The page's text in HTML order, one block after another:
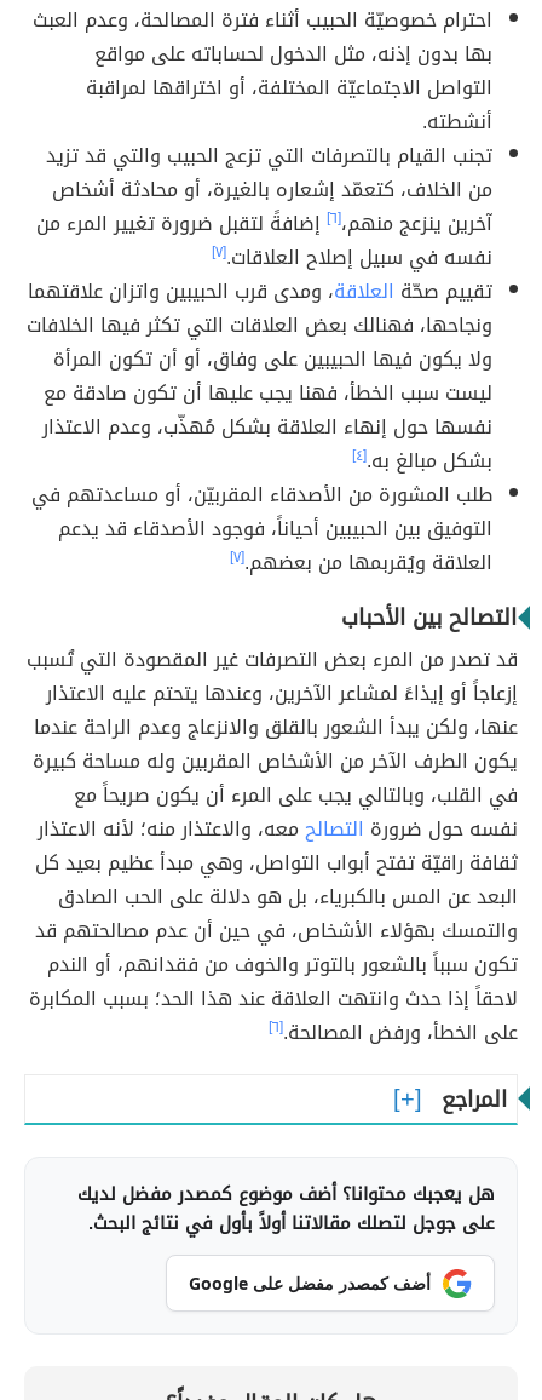
احترام خصوصيّة الحبيب أثناء فترة المصالحة، وعدم العبث
بها بدون إذنه، مثل الدخول لحساباته على مواقع
التواصل الاجتماعيّة المختلفة، أو اختراقها لمراقبة
أنشطته.
تجنب القيام بالتصرفات التي تزعج الحبيب والتي قد تزيد
من الخلاف، كتعمّد إشعاره بالغيرة، أو محادثة أشخاص
آخرين ينزعج منهم،[٦] إضافةً لتقبل ضرورة تغيير المرء من
نفسه في سبيل إصلاح العلاقات.[٧]
تقييم صحّة العلاقة، ومدى قرب الحبيبين واتزان علاقتهما
ونجاحها، فهنالك بعض العلاقات التي تكثر فيها الخلافات
ولا يكون فيها الحبيبين على وفاق، أو أن تكون المرأة
ليست سبب الخطأ، فهنا يجب عليها أن تكون صادقة مع
نفسها حول إنهاء العلاقة بشكل مُهذّب، وعدم الاعتذار
بشكل مبالغ به.[٤]
طلب المشورة من الأصدقاء المقربيّن، أو مساعدتهم في
التوفيق بين الحبيبين أحياناً، فوجود الأصدقاء قد يدعم
العلاقة ويُقربمها من بعضهم.[٧]
التصالح بين الأحباب
قد تصدر من المرء بعض التصرفات غير المقصودة التي تُسبب
إزعاجاً أو إيذاءً لمشاعر الآخرين، وعندها يتحتم عليه الاعتذار
عنها، ولكن يبدأ الشعور بالقلق والانزعاج وعدم الراحة عندما
يكون الطرف الآخر من الأشخاص المقربين وله مساحة كبيرة
في القلب، وبالتالي يجب على المرء أن يكون صريحاً مع
نفسه حول ضرورة التصالحمعه، والاعتذار منه؛ لأنه الاعتذار
ثقافة راقيّة تفتح أبواب التواصل، وهي مبدأ عظيم بعيد كل
البعد عن المس بالكبرياء، بل هو دلالة على الحب الصادق
والتمسك بهؤلاء الأشخاص، في حين أن عدم مصالحتهم قد
تكون سبباً بالشعور بالتوتر والخوف من فقدانهم، أو الندم
لاحقاً إذا حدث وانتهت العلاقة عند هذا الحد؛ بسبب المكابرة
على الخطأ، ورفض المصالحة.[٦]
المراجع
هل يعجبك محتوانا؟ أضف موضوع كمصدر مفضل لديك
على جوجل لتصلك مقالاتنا أولاً بأول في نتائج البحث.
أضف كمصدر مفضل على Google